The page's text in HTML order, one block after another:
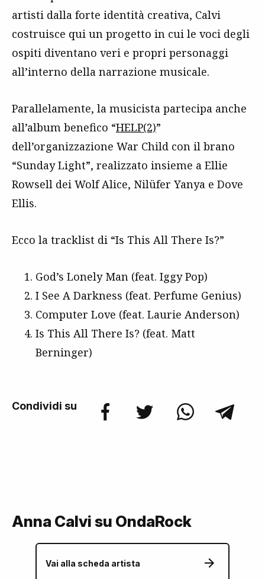
artisti dalla forte identità creativa, Calvi
costruisce qui un progetto in cui le voci degli
ospiti diventano veri e propri personaggi
all’interno della narrazione musicale.
Parallelamente, la musicista partecipa anche
all’album benefico “HELP(2)”
dell’organizzazione War Child con il brano
“Sunday Light”, realizzato insieme a Ellie
Rowsell dei Wolf Alice, Nilüfer Yanya e Dove
Ellis.
Ecco la tracklist di “Is This All There Is?”
God’s Lonely Man (feat. Iggy Pop)
I See A Darkness (feat. Perfume Genius)
Computer Love (feat. Laurie Anderson)
Is This All There Is? (feat. Matt
Berninger)
Condividi su
Anna Calvi su OndaRock
Vai alla scheda artista